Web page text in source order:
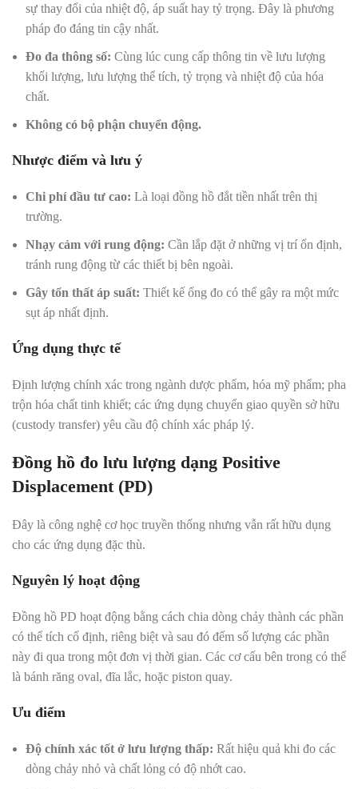
sự thay đổi của nhiệt độ, áp suất hay tỷ trọng. Đây là phương
pháp đo đáng tin cậy nhất.
Đo đa thông số: Cùng lúc cung cấp thông tin về lưu lượng
khối lượng, lưu lượng thể tích, tỷ trọng và nhiệt độ của hóa
chất.
Không có bộ phận chuyển động.
Nhược điểm và lưu ý
Chi phí đầu tư cao: Là loại đồng hồ đắt tiền nhất trên thị
trường.
Nhạy cảm với rung động: Cần lắp đặt ở những vị trí ổn định,
tránh rung động từ các thiết bị bên ngoài.
Gây tổn thất áp suất: Thiết kế ống đo có thể gây ra một mức
sụt áp nhất định.
Ứng dụng thực tế
Định lượng chính xác trong ngành dược phẩm, hóa mỹ phẩm; pha
trộn hóa chất tinh khiết; các ứng dụng chuyển giao quyền sở hữu
(custody transfer) yêu cầu độ chính xác pháp lý.
Đồng hồ đo lưu lượng dạng Positive
Displacement (PD)
Đây là công nghệ cơ học truyền thống nhưng vẫn rất hữu dụng
cho các ứng dụng đặc thù.
Nguyên lý hoạt động
Đồng hồ PD hoạt động bằng cách chia dòng chảy thành các phần
có thể tích cố định, riêng biệt và sau đó đếm số lượng các phần
này đi qua trong một đơn vị thời gian. Các cơ cấu bên trong có thể
là bánh răng oval, đĩa lắc, hoặc piston quay.
Ưu điểm
Độ chính xác tốt ở lưu lượng thấp: Rất hiệu quả khi đo các
dòng chảy nhỏ và chất lỏng có độ nhớt cao.